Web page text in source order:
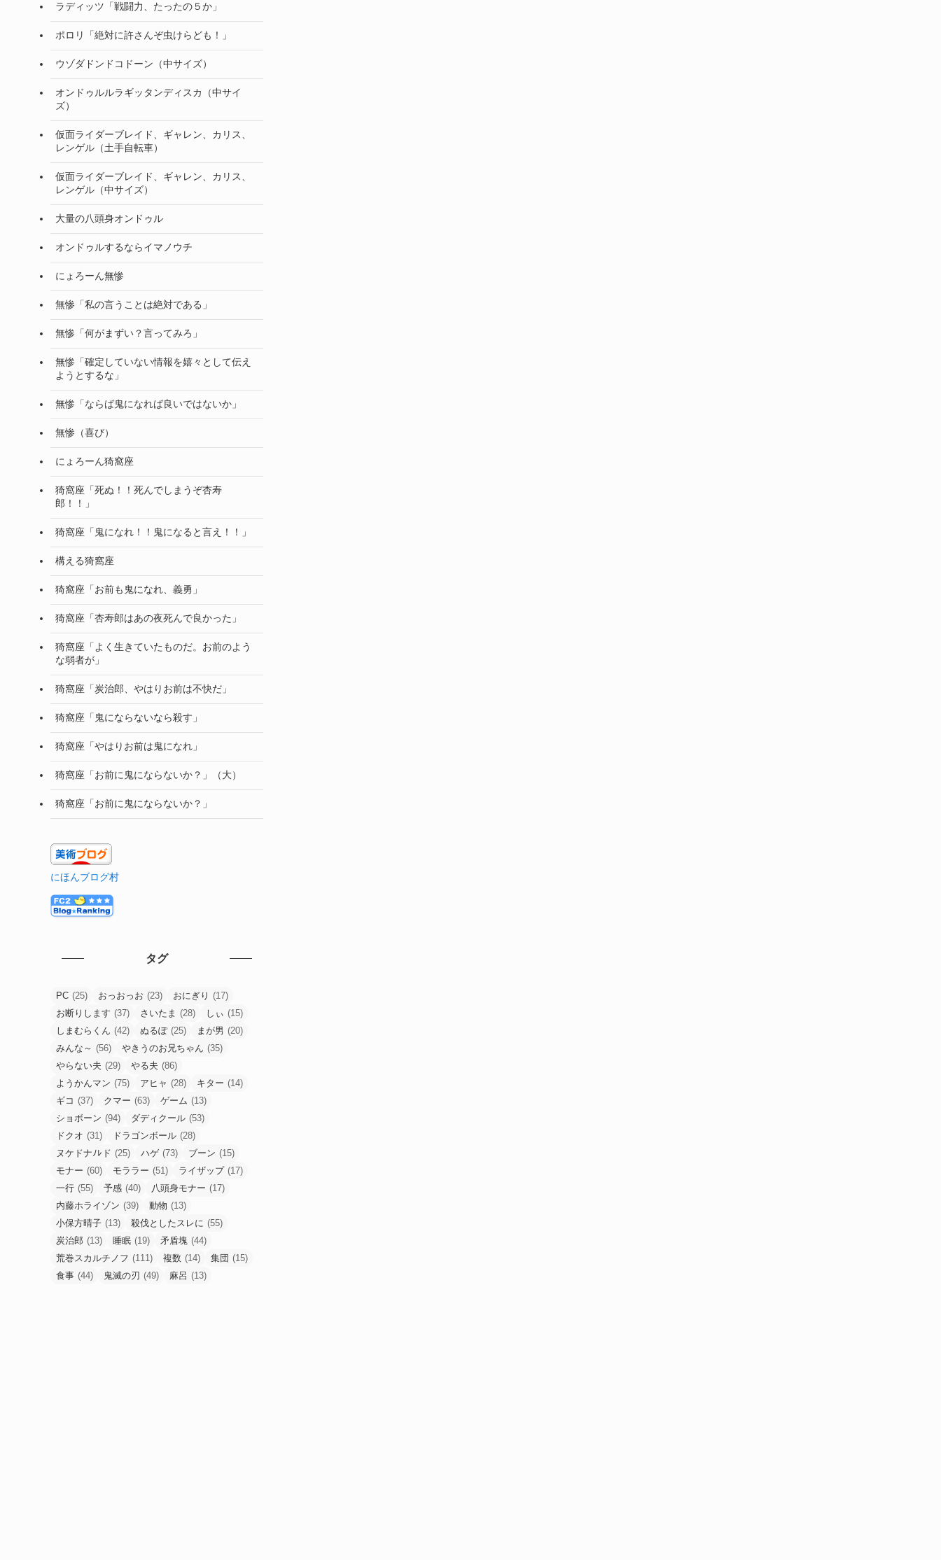
ラディッツ「戦闘力、たったの５か」
ポロリ「絶対に許さんぞ虫けらども！」
ウゾダドンドコドーン（中サイズ）
オンドゥルルラギッタンディスカ（中サイ
ズ）
仮面ライダーブレイド、ギャレン、カリス、
レンゲル（土手自転車）
仮面ライダーブレイド、ギャレン、カリス、
レンゲル（中サイズ）
大量の八頭身オンドゥル
オンドゥルするならイマノウチ
にょろーん無惨
無惨「私の言うことは絶対である」
無惨「何がまずい？言ってみろ」
無惨「確定していない情報を嬉々として伝え
ようとするな」
無惨「ならば鬼になれば良いではないか」
無惨（喜び）
にょろーん猗窩座
猗窩座「死ぬ！！死んでしまうぞ杏寿
郎！！」
猗窩座「鬼になれ！！鬼になると言え！！」
構える猗窩座
猗窩座「お前も鬼になれ、義勇」
猗窩座「杏寿郎はあの夜死んで良かった」
猗窩座「よく生きていたものだ。お前のよう
な弱者が」
猗窩座「炭治郎、やはりお前は不快だ」
猗窩座「鬼にならないなら殺す」
猗窩座「やはりお前は鬼になれ」
猗窩座「お前に鬼にならないか？」（大）
猗窩座「お前に鬼にならないか？」
にほんブログ村
タグ
PC (25) おっおっお (23) おにぎり (17)
お断りします (37) さいたま (28) しぃ (15)
しまむらくん (42) ぬるぽ (25) まが男 (20)
みんな～ (56) やきうのお兄ちゃん (35)
やらない夫 (29) やる夫 (86)
ようかんマン (75) アヒャ (28) キター (14)
ギコ (37) クマー (63) ゲーム (13)
ショボーン (94) ダディクール (53)
ドクオ (31) ドラゴンボール (28)
ヌケドナﾉﾚド (25) ハゲ (73) ブーン (15)
モナー (60) モララー (51) ライザップ (17)
一行 (55) 予感 (40) 八頭身モナー (17)
内藤ホライゾン (39) 動物 (13)
小保方晴子 (13) 殺伐としたスレに (55)
炭治郎 (13) 睡眠 (19) 矛盾塊 (44)
荒巻スカルチノフ (111) 複数 (14) 集団 (15)
食事 (44) 鬼滅の刃 (49) 麻呂 (13)